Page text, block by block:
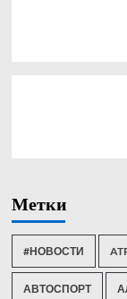
Метки
#НОВОСТИ
АВТОСПОРТ